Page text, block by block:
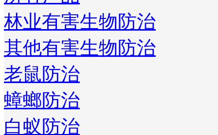
林业有害生物防治
其他有害生物防治
老鼠防治
蟑螂防治
白蚁防治